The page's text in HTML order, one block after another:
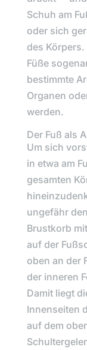
Schuh am
oder sich
des
Füße
bestimmte
Organen
werden.
Der Fuß als
Um sich
in etwa am
gesamten
ungefähr
Brustkorb
auf der
oben an der
der inneren
Damit liegt
Innenseiten
auf dem